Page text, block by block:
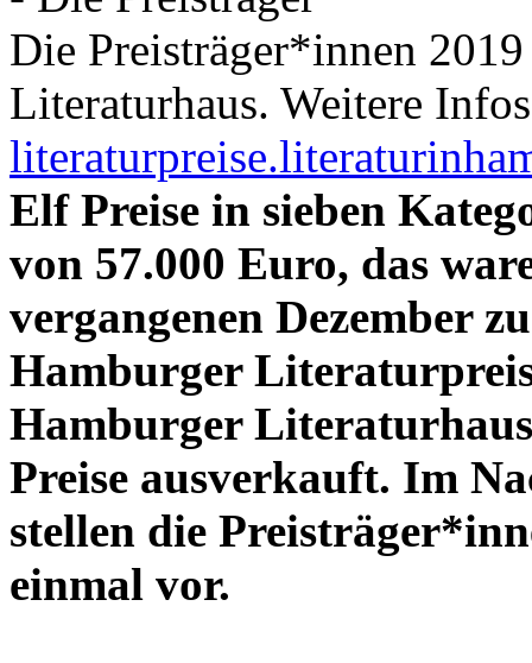
Die Preisträger*innen
Literaturhaus. Weitere
Elf Preise in sieben
von 57.000 Euro, das
vergangenen Dezember
Hamburger
Hamburger
Preise ausverkauft. Im
stellen die
einmal vor.